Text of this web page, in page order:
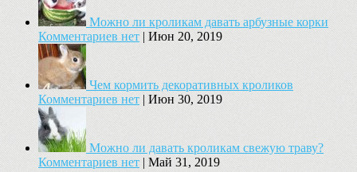
Можно ли кроликам давать арбузные корки
Комментариев нет | Июн 20, 2019
Чем кормить декоративных кроликов
Комментариев нет | Июн 30, 2019
Можно ли давать кроликам свежую траву?
Комментариев нет | Май 31, 2019